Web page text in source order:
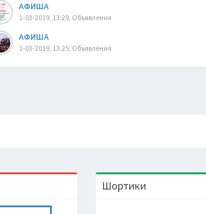
АФИША
1-03-2019, 13:29, Объявления
АФИША
1-03-2019, 13:25, Объявления
Шортики